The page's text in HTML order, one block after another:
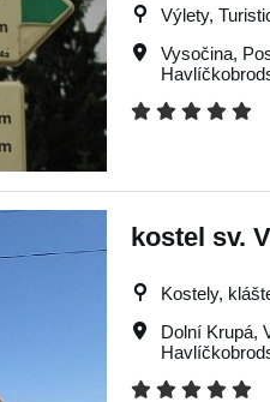
Výlety,
Vysočina,
kostel sv.
Kostely,
Dolní Krupá,